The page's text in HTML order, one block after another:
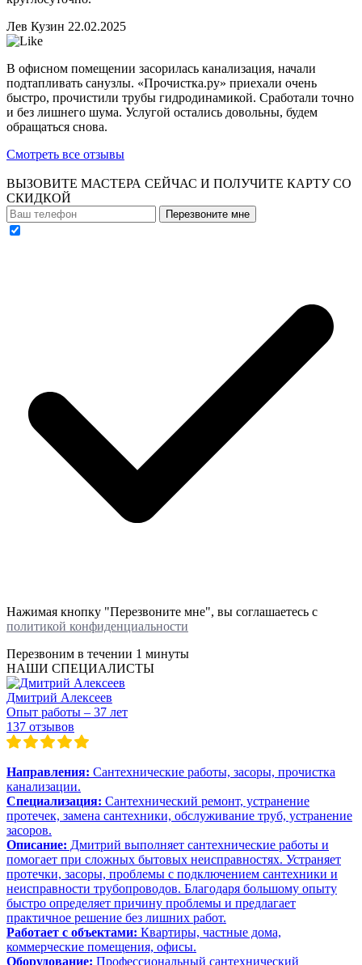
Лев Кузин 22.02.2025
В офисном помещении засорилась канализация, начали
подтапливать санузлы. «Прочистка.ру» приехали очень
быстро, прочистили трубы гидродинамикой. Сработали точно
и без лишнего шума. Услугой остались довольны, будем
обращаться снова.
Смотреть все отзывы
ВЫЗОВИТЕ МАСТЕРА СЕЙЧАС И ПОЛУЧИТЕ КАРТУ СО
СКИДКОЙ
Перезвоните мне
Нажимая кнопку "Перезвоните мне", вы соглашаетесь с
политикой конфиденциальности
Перезвоним в течении 1 минуты
НАШИ СПЕЦИАЛИСТЫ
Дмитрий Алексеев
Опыт работы – 37 лет
137 отзывов
Направления: Сантехнические работы, засоры, прочистка
канализации.
Специализация: Сантехнический ремонт, устранение
протечек, замена сантехники, обслуживание труб, устранение
засоров.
Описание: Дмитрий выполняет сантехнические работы и
помогает при сложных бытовых неисправностях. Устраняет
протечки, засоры, проблемы с подключением сантехники и
неисправности трубопроводов. Благодаря большому опыту
быстро определяет причину проблемы и предлагает
практичное решение без лишних работ.
Работает с объектами: Квартиры, частные дома,
коммерческие помещения, офисы.
Оборудование: Профессиональный сантехнический